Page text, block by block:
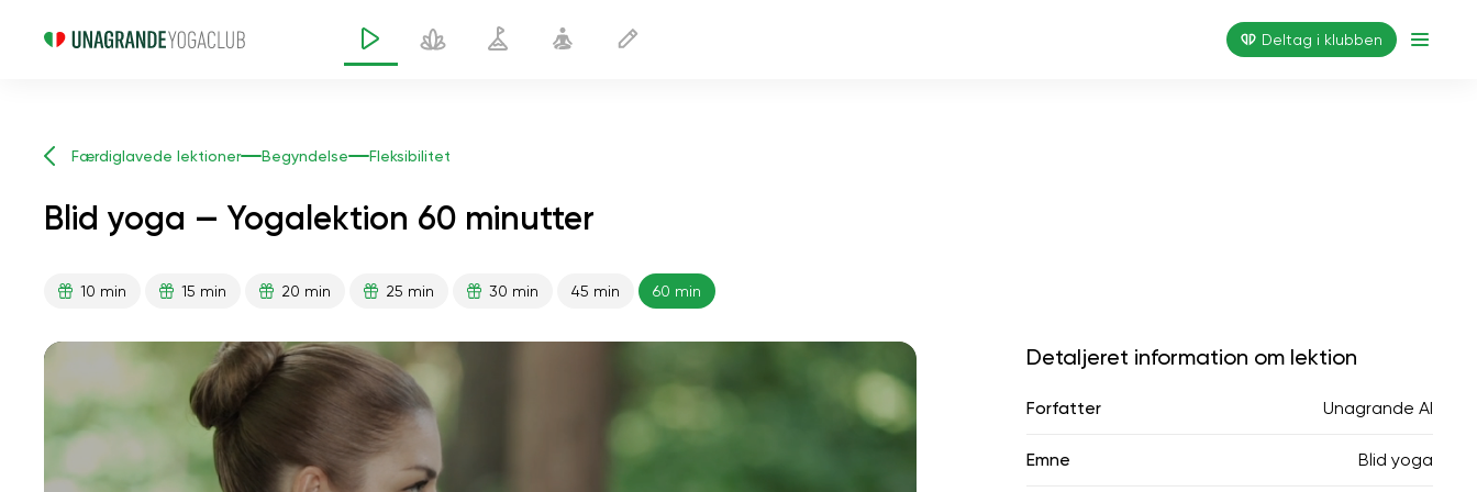
Deltag i klubben
Færdiglavede lektioner Begyndelse Fleksibilitet
Blid yoga — Yogalektion 60 minutter
10 min 15 min 20 min 25 min 30 min 45 min 60 min
Detaljeret information om lektion
Forfatter Unagrande AI
Emne Blid yoga